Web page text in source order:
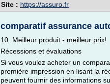
Site : https://assuro.fr
comparatif assurance
10. Meilleur produit - meilleur prix!
Récessions et évaluations
Si vous voulez acheter un
première impression en lisant la
peuvent fournir des informations